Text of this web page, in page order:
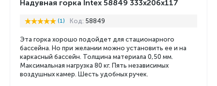
Надувная горка Intex 58849 333x206x117
(1) Код: 58849
Эта горка хорошо подойдет для стационарного
бассейна. Но при желании можно установить ее и на
каркасный бассейн. Толщина материала 0,50 мм.
Максимальная нагрузка 80 кг. Пять независимых
воздушных камер. Шесть удобных ручек.